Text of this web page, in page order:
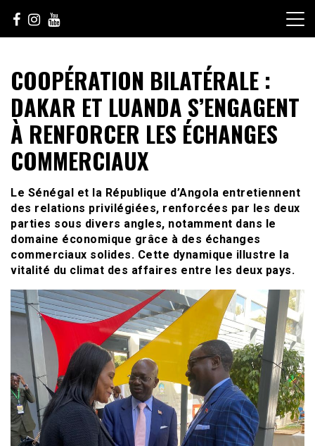
content
sunuculture
COOPÉRATION BILATÉRALE :
DAKAR ET LUANDA S’ENGAGENT
À RENFORCER LES ÉCHANGES
COMMERCIAUX
Le Sénégal et la République d’Angola entretiennent
des relations privilégiées, renforcées par les deux
parties sous divers angles, notamment dans le
domaine économique grâce à des échanges
commerciaux solides. Cette dynamique illustre la
vitalité du climat des affaires entre les deux pays.